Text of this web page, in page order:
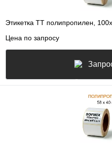
Этикетка ТТ полипропилен,
Цена по запросу